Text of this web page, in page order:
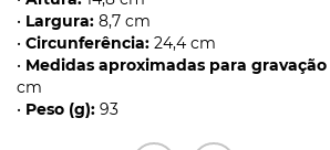
• Largura: 8,7 cm
• Circunferência: 24,4 cm
• Medidas aproximadas para gravação
cm
• Peso (g): 93